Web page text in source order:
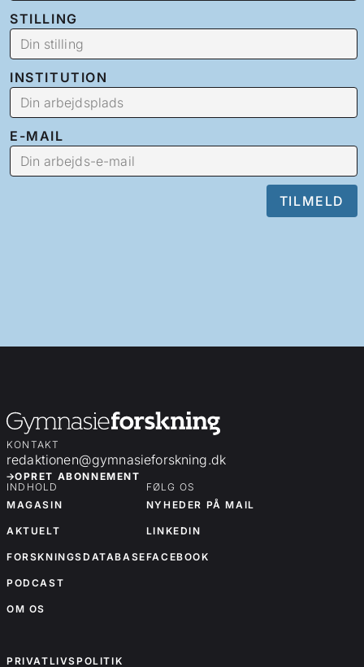
STILLING
INSTITUTION
E-MAIL
KONTAKT
redaktionen@gymnasieforskning.dk
OPRET ABONNEMENT
INDHOLD
MAGASIN
AKTUELT
FORSKNINGSDATABASE
PODCAST
OM OS
FØLG OS
NYHEDER PÅ MAIL
LINKEDIN
FACEBOOK
PRIVATLIVSPOLITIK